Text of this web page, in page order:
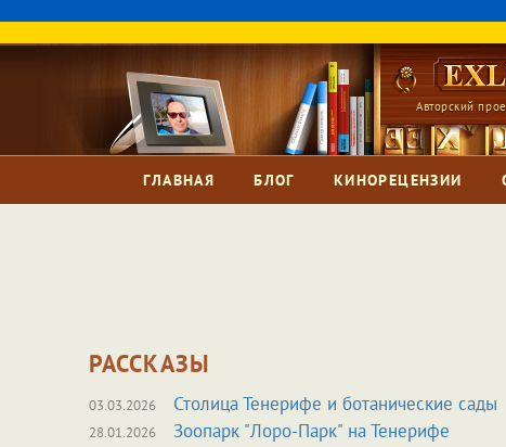
Авторский
ГЛАВНАЯ БЛОГ КИНОРЕЦЕНЗИИ
РАССКАЗЫ
03.03.2026 Столица Тенерифе и ботанические сады
28.01.2026 Зоопарк "Лоро-Парк" на Тенерифе